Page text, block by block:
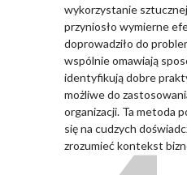
wykorzystanie
przyniosło wymierne
doprowadziło do
wspólnie omawiają
identyfikują dobre
możliwe do
organizacji. Ta metoda
się na cudzych
zrozumieć kontekst